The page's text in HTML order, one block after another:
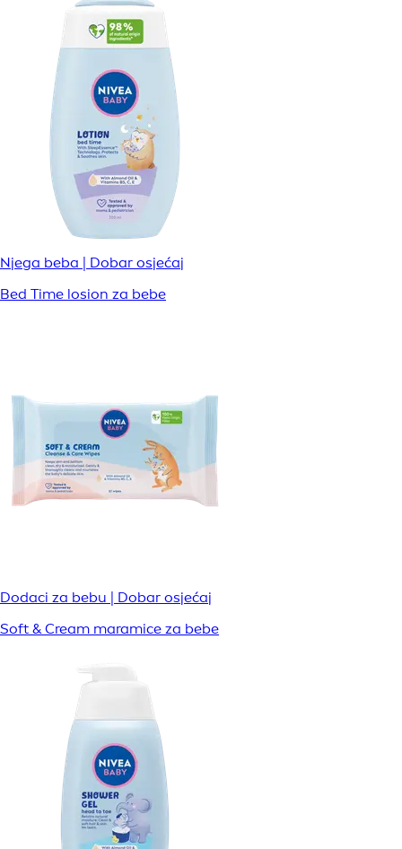
Njega beba | Dobar osjećaj
Bed Time losion za bebe
Dodaci za bebu | Dobar osjećaj
Soft & Cream maramice za bebe